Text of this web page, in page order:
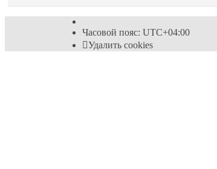
Часовой пояс: UTC+04:00
Удалить cookies